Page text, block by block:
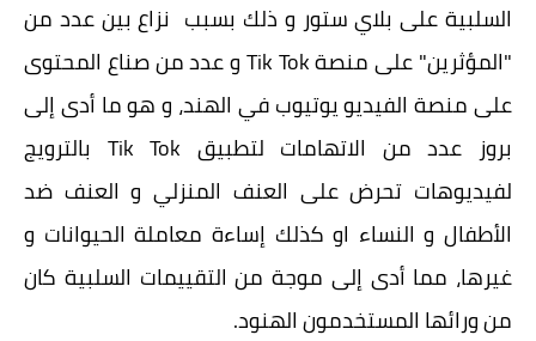
السلبية على بلاي ستور و ذلك بسبب نزاع بين عدد من
"المؤثرين" على منصة Tik Tok و عدد من صناع المحتوى
على منصة الفيديو يوتيوب في الهند، و هو ما أدى إلى
بروز عدد من الاتهامات لتطبيق Tik Tok بالترويج
لفيديوهات تحرض على العنف المنزلي و العنف ضد
الأطفال و النساء او كذلك إساءة معاملة الحيوانات و
غيرها، مما أدى إلى موجة من التقييمات السلبية كان
من ورائها المستخدمون الهنود.